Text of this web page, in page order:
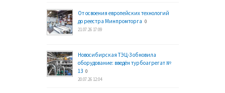
От освоения европейских технологий
до реестра Минпромторга 0
21.07.26 17:09
Новосибирская ТЭЦ-3 обновила
оборудование: введён турбоагрегат №
13 0
20.07.26 12:04